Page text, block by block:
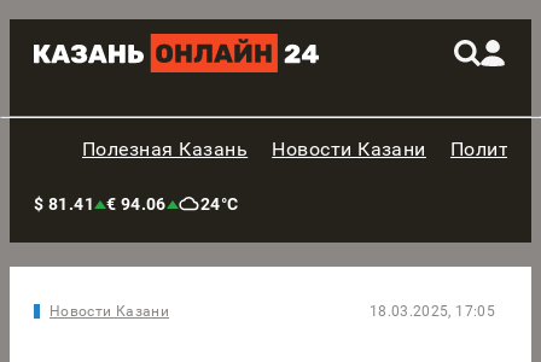
Полезная Казань Новости Казани
$ 81.41 € 94.06 24°C
Новости Казани 18.03.2025, 17:05